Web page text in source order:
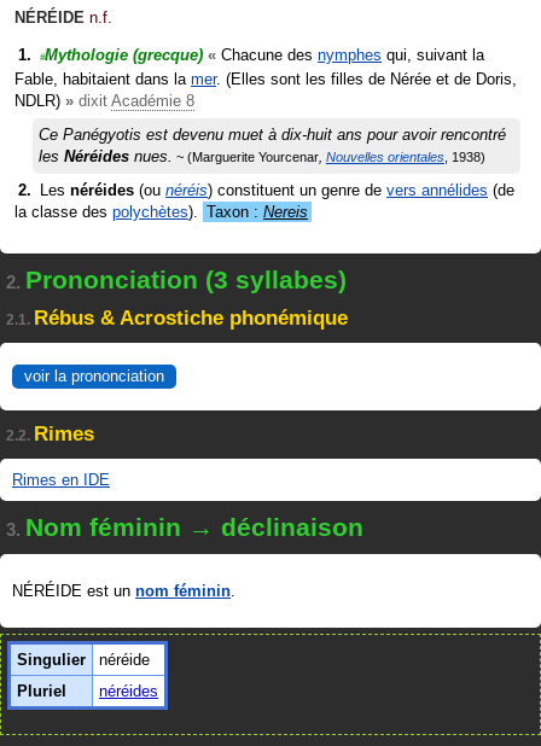
NÉRÉIDE n.f.
#Mythologie (grecque) « Chacune des nymphes qui, suivant la
Fable, habitaient dans la mer. (Elles sont les filles de Nérée et de Doris,
NDLR) » dixit Académie 8
Ce Panégyotis est devenu muet à dix-huit ans pour avoir rencontré
les Néréides nues. Marguerite Yourcenar Nouvelles orientales 1938
Les néréides (ou néréis) constituent un genre de vers annélides (de
la classe des polychètes). Taxon : Nereis
2. Prononciation (3 syllabes)
2.1. Rébus & Acrostiche phonémique
voir la prononciation
2.2. Rimes
Rimes en IDE
3. Nom féminin → déclinaison
NÉRÉIDE est un nom féminin.
Singulier
néréide
Pluriel
néréides